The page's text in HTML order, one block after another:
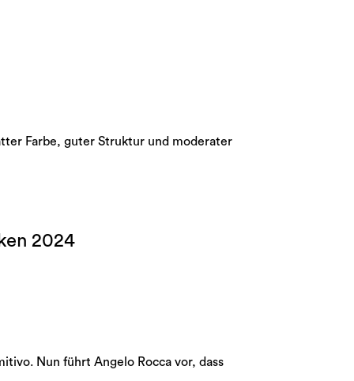
Farbe, guter Struktur und moderater
2024
Nun führt Angelo Rocca vor, dass